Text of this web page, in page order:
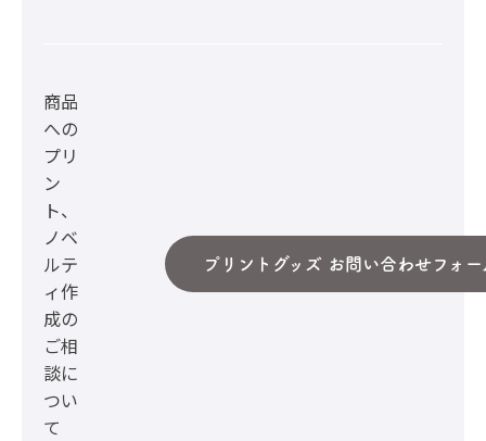
商品
への
プリ
ン
ト、
ノベ
ルテ
ィ作
成の
ご相
談に
つい
て
プリントグッズ お問い合わせフォー